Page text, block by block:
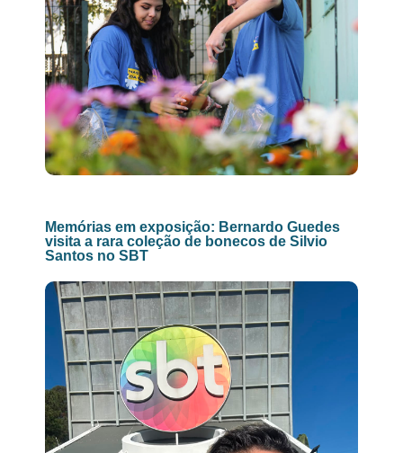
Memórias em exposição: Bernardo Guedes
visita a rara coleção de bonecos de Silvio
Santos no SBT